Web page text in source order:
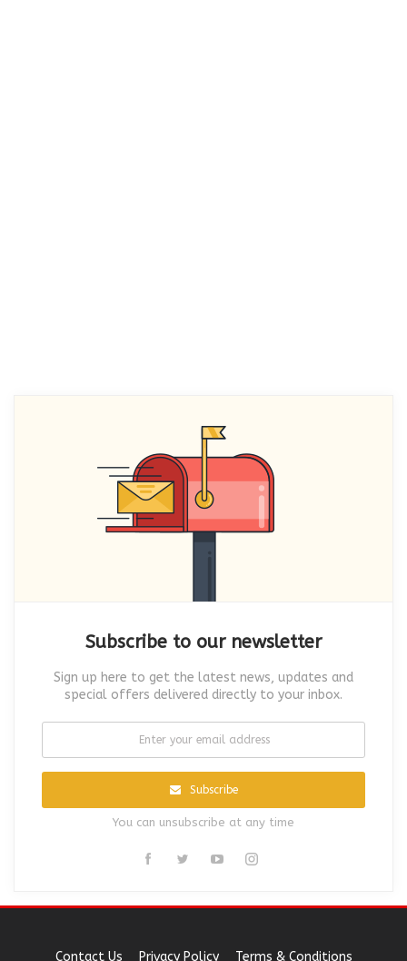
Subscribe to our newsletter
Sign up here to get the latest news, updates and
special offers delivered directly to your inbox.
Subscribe
You can unsubscribe at any time
Contact Us Privacy Policy Terms & Conditions